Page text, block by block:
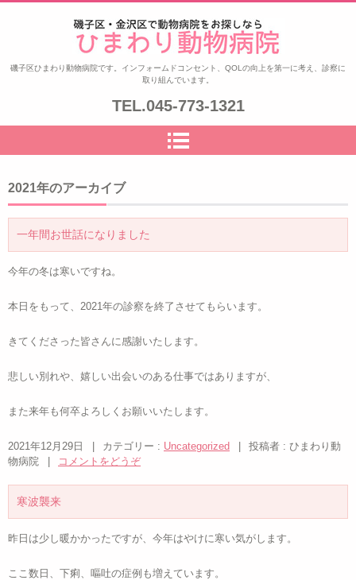
ひまわり動物病院|磯子区・金沢
区|夜8時まで診察|鍼治療
磯子区ひまわり動物病院です。インフォームドコンセント、QOLの向上を第一に考え、診察に
取り組んでいます。
TEL.045-773-1321
2021年のアーカイブ
一年間お世話になりました
今年の冬は寒いですね。
本日をもって、2021年の診察を終了させてもらいます。
きてくださった皆さんに感謝いたします。
悲しい別れや、嬉しい出会いのある仕事ではありますが、
また来年も何卒よろしくお願いいたします。
2021年12月29日 カテゴリー : Uncategorized
投稿者 : ひまわり動
物病院
コメントをどうぞ
寒波襲来
昨日は少し暖かかったですが、今年はやけに寒い気がします。
ここ数日、下痢、嘔吐の症例も増えています。